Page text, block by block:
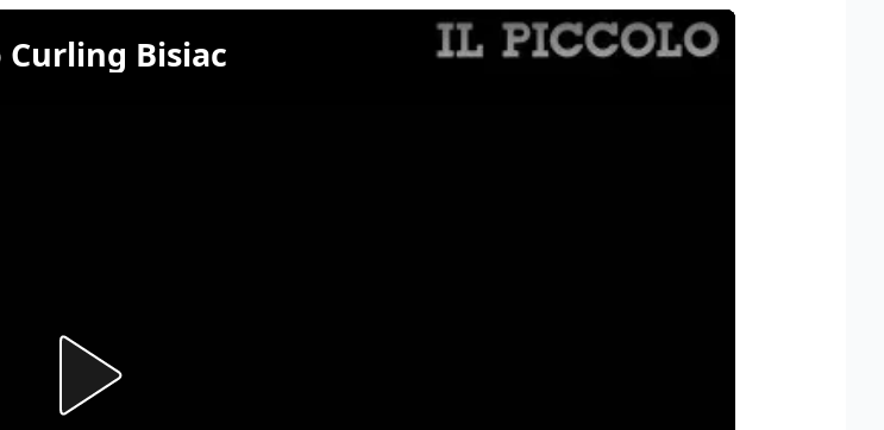
Bisiac